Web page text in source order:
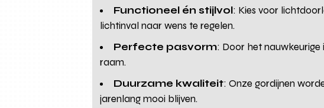
Functioneel én stijlvol: Kies voor
lichtinval naar wens te regelen.
Perfecte pasvorm: Door het
raam.
Duurzame kwaliteit: Onze gordijnen
jarenlang mooi blijven.